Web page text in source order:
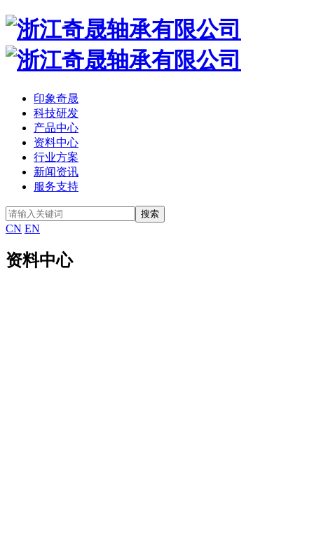
印象奇晟
科技研发
产品中心
资料中心
行业方案
新闻资讯
服务支持
CN EN
资料中心